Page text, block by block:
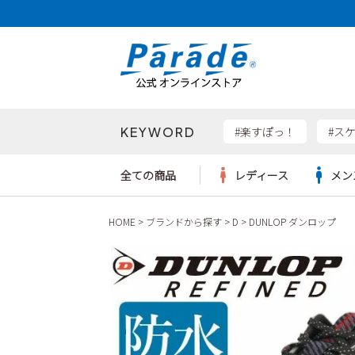
KEYWORD #楽すぽっ！ #ス
検索
全ての商品 レディース
レインシューズ
パンプス
スニーカー
ワー
ブーツ
ウェア
メ
レインシューズ
スニーカー
ビジネス・ドレスシューズ
レインシューズ
スニーカー
スクール
new
asics
瞬足
メンズ新入荷
キッズ新入荷
メンズSALE
キッズSALE
ボディバッグ
ハンドバッグ
ビジネスバッグ
ショ
財布
雑貨
HOME ブランドから探す D DUNLOP ダンロップ